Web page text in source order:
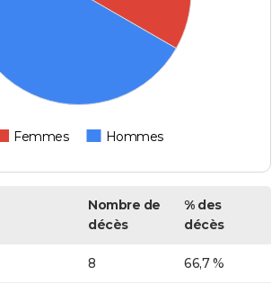
Femmes Hommes
Nombre de
décès
% des
décès
8 66,7 %